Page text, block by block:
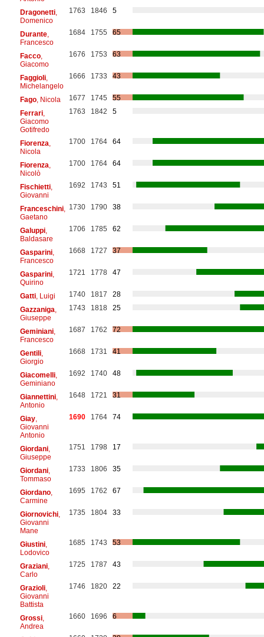
Dragonetti,
Domenico
1763 1846 5
Durante,
Francesco
1684 1755 65
Facco,
Giacomo
1676 1753 63
Faggioli,
Michelangelo
1666 1733 43
Fago, Nicola 1677 1745
55
Ferrari,
Giacomo
Gotifredo
1763 1842 5
Fiorenza
Nicola
1700 1764 64
Fiorenza
Nicolò
1700 1764 64
Fischietti,
Giovanni
1692 1743 51
Franceschini,
Gaetano
1730 1790 38
Galuppi,
Baldasare
1706 1785 62
Gasparini,
Francesco
1668 1727 37
Gasparini,
Quirino
1721 1778 47
Gatti, Luigi 1740 1817
28
Gazzaniga
Giuseppe
1743 1818 25
Geminiani,
Francesco
1687 1762 72
Gentili,
Giorgio
1668 1731 41
Giacomelli,
Geminiano
1692 1740 48
Giannettini,
Antonio
1648 1721 31
Giay,
Giovanni
Antonio
1690 1764 74
Giordani,
Giuseppe
1751 1798 17
Giordani,
Tommaso
1733 1806 35
Giordano,
Carmine
1695 1762 67
Giornovichi,
Giovanni
Mane
1735 1804 33
Giustini,
Lodovico
1685 1743 53
Graziani,
Carlo
1725 1787 43
Grazioli,
Giovanni
Battista
1746 1820 22
Grossi,
Andrea
1660 1696 6